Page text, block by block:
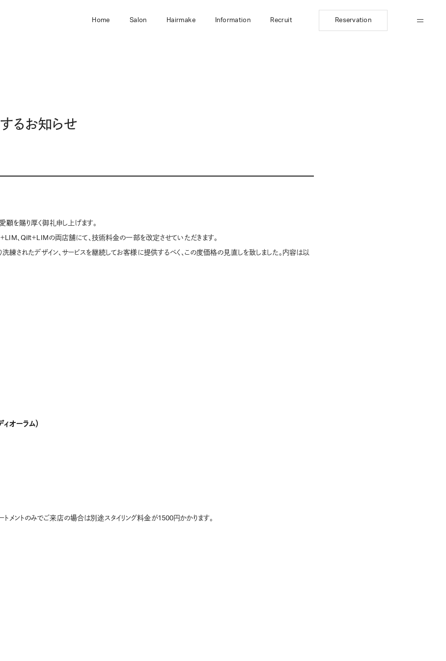
Home Salon Hairmake Information Recruit Reservation
るお知らせ
顧を賜り厚く御礼申し上げます。
LIM、Qilt＋LIMの両店舗にて、技術料金の一部を改定させていただきます。
洗練されたデザイン、サービスを継続してお客様に提供するべく、この度価格の見直しを致しました。内容は以
ィオーラム）
トメントのみでご来店の場合は別途スタイリング料金が1500円かかります。